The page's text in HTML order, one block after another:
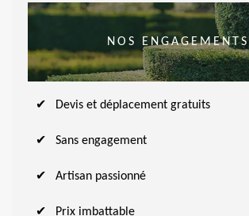
NOS ENGAGEMENTS
Devis et déplacement gratuits
Sans engagement
Artisan passionné
Prix imbattable